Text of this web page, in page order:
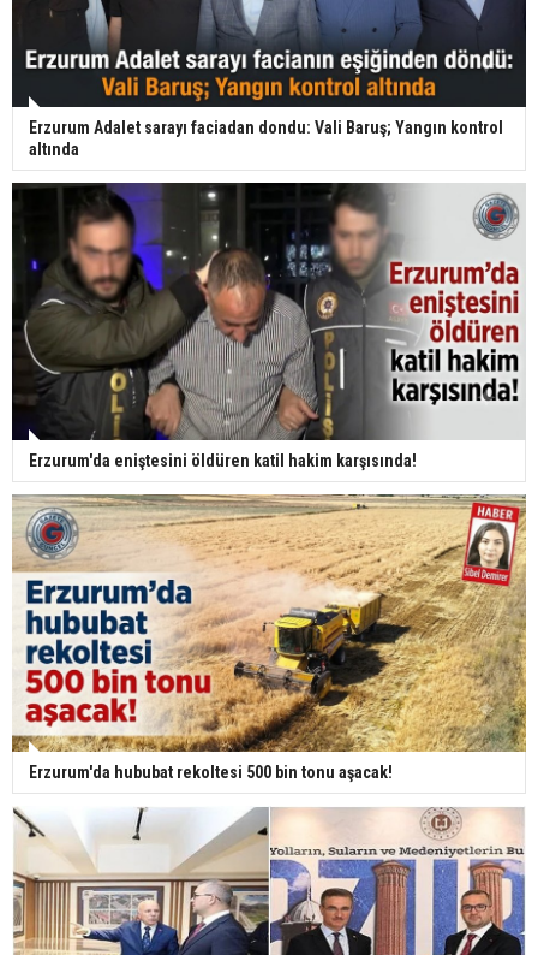
Erzurum Adalet sarayı faciadan dondu: Vali Baruş; Yangın kontrol
altında
Erzurum'da eniştesini öldüren katil hakim karşısında!
Erzurum'da hububat rekoltesi 500 bin tonu aşacak!